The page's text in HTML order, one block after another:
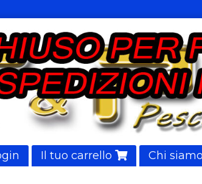
Il tuo carrello Chi siamo